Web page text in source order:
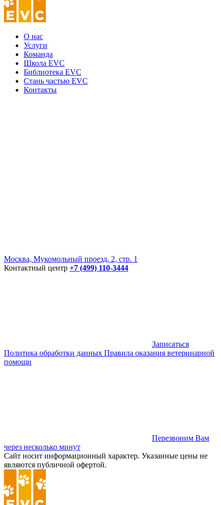
О нас
Услуги
Команда
Школа EVC
Библиотека EVC
Стань частью EVC
Контакты
Москва, Мукомольный проезд, 2, стр. 1
Контактный центр +7 (499) 110-3444
Записаться
Политика обработки данных Правила оказания ветеринарной
помощи
Перезвоним Вам
через несколько минут
Сайт носит информационный характер. Указанные цены не
являются публичной офертой.